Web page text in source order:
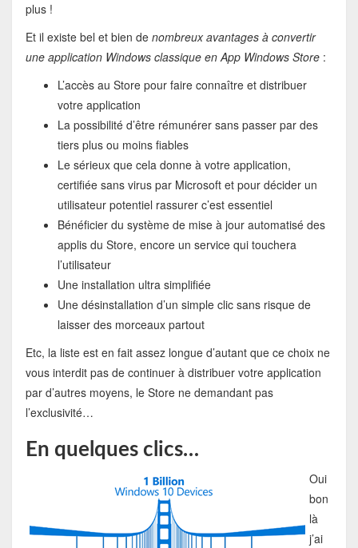
plus !
Et il existe bel et bien de nombreux avantages à convertir
une application Windows classique en App Windows Store:
L’accès au Store pour faire connaître et distribuer
votre application
La possibilité d’être rémunérer sans passer par des
tiers plus ou moins fiables
Le sérieux que cela donne à votre application,
certifiée sans virus par Microsoft et pour décider un
utilisateur potentiel rassurer c’est essentiel
Bénéficier du système de mise à jour automatisé des
applis du Store, encore un service qui touchera
l’utilisateur
Une installation ultra simplifiée
Une désinstallation d’un simple clic sans risque de
laisser des morceaux partout
Etc, la liste est en fait assez longue d’autant que ce choix ne
vous interdit pas de continuer à distribuer votre application
par d’autres moyens, le Store ne demandant pas
l’exclusivité…
En quelques clics…
Oui
bon
là
j’ai